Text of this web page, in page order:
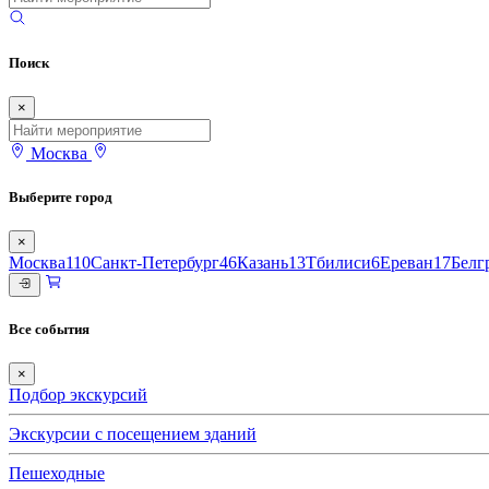
Поиск
×
Москва
Выберите город
×
Москва110Санкт-Петербург46Казань13Тбилиси6Ереван17
Все события
×
Подбор экскурсий
Экскурсии с посещением зданий
Пешеходные